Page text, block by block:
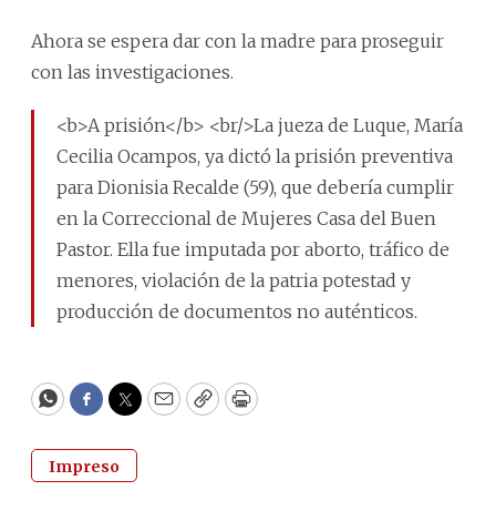
Ahora se espera dar con la madre para proseguir
con las investigaciones.
<b>A prisión</b> <br/>La jueza de Luque, María
Cecilia Ocampos, ya dictó la prisión preventiva
para Dionisia Recalde (59), que debería cumplir
en la Correccional de Mujeres Casa del Buen
Pastor. Ella fue imputada por aborto, tráfico de
menores, violación de la patria potestad y
producción de documentos no auténticos.
WhatsApp
Facebook
Twitter
EmailCopyPrint
Impreso